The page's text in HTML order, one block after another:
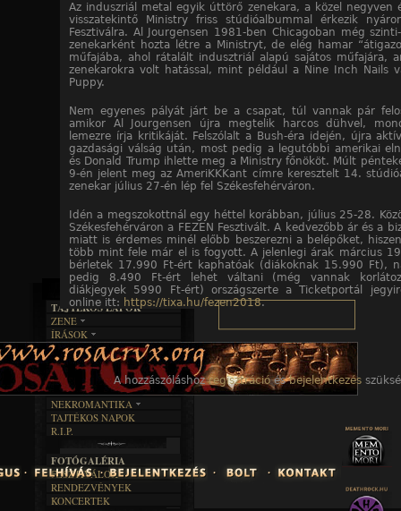
Az induszriál metal egyik úttörő zenekara, a közel negyven
visszatekintő Ministry friss stúdióalbummal érkezik
Fesztiválra. Al Jourgensen 1981-ben Chicagoban még
zenekarként hozta létre a Ministryt, de elég hamar
műfajába, ahol rátalált indusztriál alapú sajátos műfajára,
zenekarokra volt hatással, mint például a Nine Inch Nails
Puppy.
Nem egyenes pályát járt be a csapat, túl vannak pár
amikor Al Jourgensen újra megtelik harcos dühvel,
lemezre írja kritikáját. Felszólalt a Bush-éra idején, újra
gazdasági válság után, most pedig a legutóbbi amerikai
és Donald Trump ihlette meg a Ministry főnököt. Múlt
9-én jelent meg az AmeriKKKant címre keresztelt 14.
zenekar július 27-én lép fel Székesfehérváron.
Idén a megszokottnál egy héttel korábban, július 25-28.
Székesfehérváron a FEZEN Fesztivált. A kedvezőbb ár és a
miatt is érdemes minél előbb beszerezni a belépőket,
több mint fele már el is fogyott. A jelenlegi árak március
bérletek 17.990 Ft-ért kaphatóak (diákoknak 15.990 Ft),
pedig 8.490 Ft-ért lehet váltani (még vannak
diákjegyek 5990 Ft-ért) országszerte a Ticketportál
online itt: https://tixa.hu/fezen2018.
A hozzászóláshozregisztrációésbejelentkezés
TAJTÉKOS LAPOK
ZENE
EGYÜTTESEK
INTERJÚK
FORDÍTÁSOK
DALSZÖVEGEK
ÍRÁSOK
IRODALOM
FILM
MŰVÉSZET
ÍRÁSTÖRTÉNET
BOSZORKÁNYKONYHA
FEKETE HUMOR
KÉPES
SZÖVEGES
RENDEZVÉNYEK
NEKROMANTIKA
AKTUÁLIS
A MÚLT
TAJTÉKOS NAPOK
R.I.P.
FOTÓGALÉRIA
FESZTIVÁLOK
RENDEZVÉNYEK
KONCERTEK